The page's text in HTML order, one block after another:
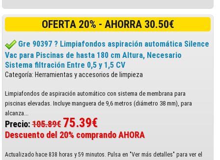
OFERTA 20% - AHORRA 30.50€
Gre 90397 ? Limpiafondos aspiración automática Silence
Vac para Piscinas de hasta 180 cm Altura, Necesario
Sistema filtración Entre 0,5 y 1,5 CV
Categoría: Herramientas y accesorios de limpieza
Limpiafondos de aspiración automático con sistema de membrana para
piscinas elevadas. Incluye manguera de 9,6 metros (diámetro 38 mm), para
alcanza...
Precio:105.89€ 75.39€
Descuento del 20% comprando AHORA
Actualizado hace 838 horas y 59 minutos. Pulsa en "Ver más detalles" para ver el